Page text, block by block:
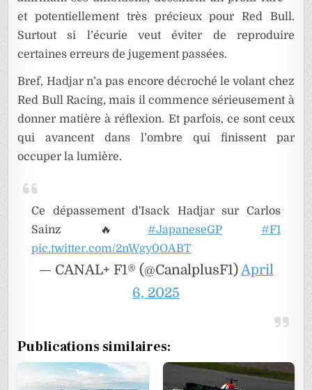
et potentiellement très précieux pour Red Bull.
Surtout si l’écurie veut éviter de reproduire
certaines erreurs de jugement passées.
Bref, Hadjar n’a pas encore décroché le volant chez
Red Bull Racing, mais il commence sérieusement à
donner matière à réflexion. Et parfois, ce sont ceux
qui avancent dans l’ombre qui finissent par
occuper la lumière.
Ce dépassement d'Isack Hadjar sur Carlos
Sainz 🔥 #JapaneseGP
#F1
pic.twitter.com/2nWgy0OABT
— CANAL+ F1® (@CanalplusF1) April
6, 2025
Publications similaires: